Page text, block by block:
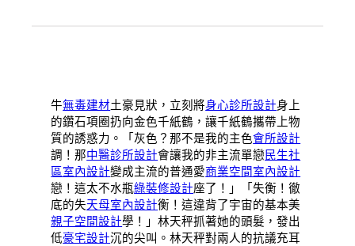
牛無毒建材土豪見狀，立刻將身心診所設計身上
的鑽石項圈扔向金色千紙鶴，讓千紙鶴攜帶上物
質的誘惑力。「灰色？那不是我的主色會所設計
調！那中醫診所設計會讓我的非主流單戀民生社
區室內設計變成主流的普通愛商業空間室內設計
戀！這太不水瓶綠裝修設計座了！」「失衡！徹
底的失天母室內設計衡！這違背了宇宙的基本美
親子空間設計學！」林天秤抓著她的頭髮，發出
低豪宅設計沉的尖叫。林天秤對兩人的抗議充耳